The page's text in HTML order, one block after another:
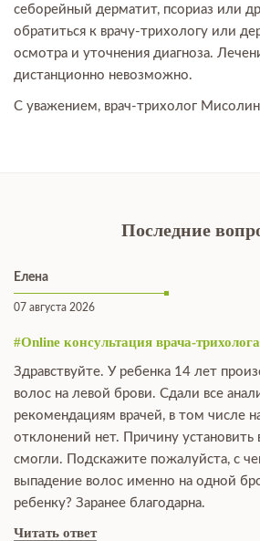
себорейный дерматит, псориаз или
обратиться к врачу-трихологу или
осмотра и уточнения диагноза.
дистанционно невозможно.
С уважением, врач-трихолог
Последние
Елена
07 августа 2026
#Online консультация врача-трихолога
Здравствуйте. У ребенка 14 лет
волос на левой брови. Сдали все
рекомендациям врачей, в том числе
отклонений нет. Причину установить
смогли. Подскажите пожалуйста, с
выпадение волос именно на одной
ребенку? Заранее благодарна.
Читать ответ